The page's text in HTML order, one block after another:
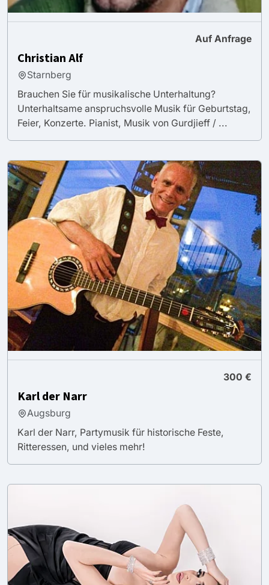
Auf Anfrage
Christian Alf
Starnberg
Brauchen Sie für musikalische Unterhaltung?
Unterhaltsame anspruchsvolle Musik für Geburtstag,
Feier, Konzerte. Pianist, Musik von Gurdjieff / ...
300 €
Karl der Narr
Augsburg
Karl der Narr, Partymusik für historische Feste,
Ritteressen, und vieles mehr!